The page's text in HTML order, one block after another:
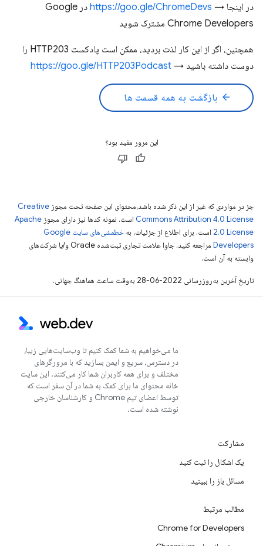
در اینجا → https://goo.gle/ChromeDevs
در Google
Chrome Developers مشترک شوید
همچنین، اگر از این کار لذت بردید، ممکن است پادکست HTTP203 را
دوست داشته باشید → https://goo.gle/HTTP203Podcast
arrow_back بازگشت به همه قسمت ها
این مرور مفید بود؟
جز در مواردی که غیر از این ذکر شده باشد،‌محتوای این صفحه تحت مجوز Creative
Commons Attribution 4.0 License است. نمونه کدها نیز دارای مجوز Apache
2.0 License است. برای اطلاع از جزئیات، به
خطمشی‌های سایت Google
Developers‏
مراجعه کنید. جاوا علامت تجاری ثبت‌شده Oracle و/یا شرکت‌های
وابسته به آن است.
تاریخ آخرین به‌روزرسانی 2022-06-28 به‌وقت ساعت هماهنگ جهانی.
ما می‌خواهیم به شما کمک کنیم تا وب‌سایت‌هایی زیبا،
در دسترس، سریع و ایمن بسازید که با مرورگرهای
مختلف و برای همه کاربران شما کار می‌کنند. این سایت
خانه محتوای ما برای کمک به شما در آن سفر است که
توسط اعضای تیم Chrome و کارشناسان خارجی
نوشته شده است.
مشارکت
یک اشکال را ثبت کنید
مسائل باز را ببینید
مطالب مرتبط
Chrome for Developers